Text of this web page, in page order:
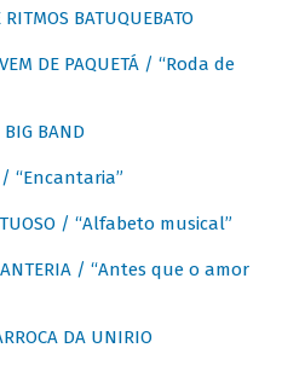
RITMOS BATUQUEBATO
DE PAQUETÁ / “Roda de
BIG BAND
/ “Encantaria”
/ “Alfabeto musical”
/ “Antes que o amor
DA UNIRIO